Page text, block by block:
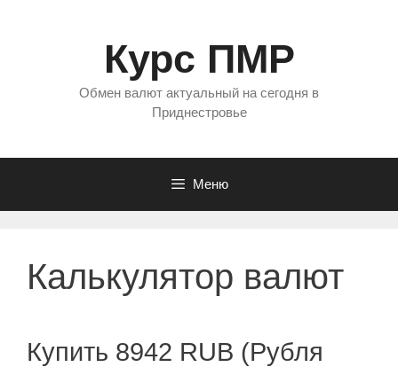
Курс ПМР
Обмен валют актуальный на сегодня в
Приднестровье
Меню
Калькулятор валют
Купить 8942 RUB (Рубля